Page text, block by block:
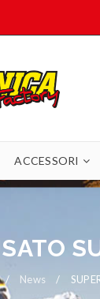
ACCESSORI
/ News /